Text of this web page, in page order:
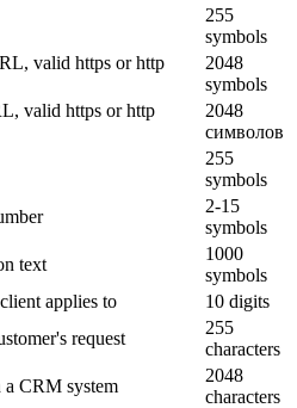
255
symbols
valid https or http
2048
symbols
valid https or http
2048
символов
255
symbols
2-15
symbols
text
1000
symbols
applies to
10 digits
request
255
characters
CRM system
2048
characters